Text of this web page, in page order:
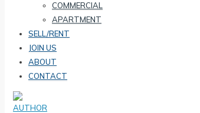
COMMERCIAL
APARTMENT
SELL/RENT
JOIN US
ABOUT
CONTACT